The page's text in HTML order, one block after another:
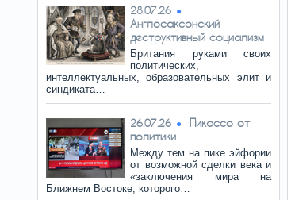
28.07.26
Англосаксонский
деструктивный социализм
Британия руками своих
политических,
интеллектуальных, образовательных элит и
синдиката…
26.07.26
Пикассо от
политики
Между тем на пике эйфории
от возможной сделки века и
«заключения мира на
Ближнем Востоке, которого…